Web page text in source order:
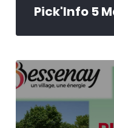
Pick'Info 5